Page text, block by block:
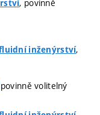
, povinně
inženýrství,
volitelný